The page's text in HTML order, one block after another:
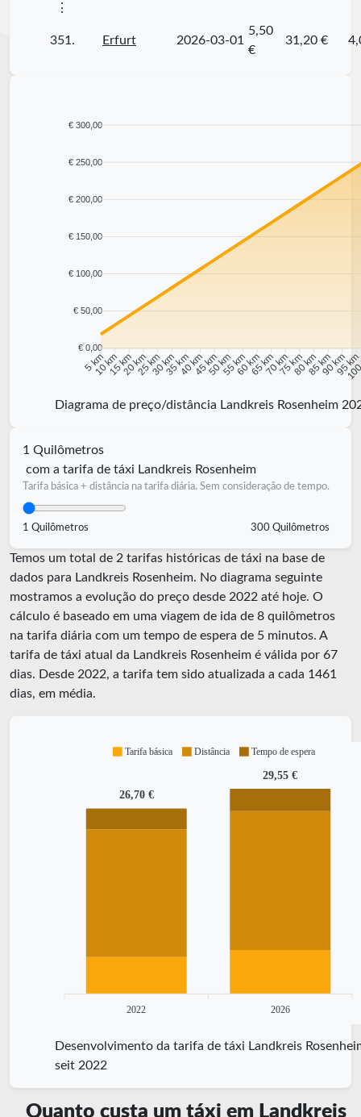
⋮
351. Erfurt 2026-03-01
5,50
€
31,20 €
€ 300,00
€ 250,00
€ 200,00
€ 150,00
€ 100,00
€ 50,00
€ 0,00
5 km
10 km15 km20 km25 km30 km35 km40 km45 km50 km55 km60 km65 km70 km75 km80 km85 km90 km95 km
Diagrama de preço/distância Landkreis Rosenheim
1 Quilômetros
com a tarifa de táxi Landkreis Rosenheim
Tarifa básica + distância na tarifa diária. Sem consideração de tempo.
1 Quilômetros 300 Quilômetros
Temos um total de 2 tarifas históricas de táxi na base de
dados para Landkreis Rosenheim. No diagrama seguinte
mostramos a evolução do preço desde 2022 até hoje. O
cálculo é baseado em uma viagem de ida de 8 quilômetros
na tarifa diária com um tempo de espera de 5 minutos. A
tarifa de táxi atual da Landkreis Rosenheim é válida por 67
dias. Desde 2022, a tarifa tem sido atualizada a cada 1461
dias, em média.
26,70 €
29,55 €
2022 2026
Tarifa básica Distância Tempo de espera
Desenvolvimento da tarifa de táxi Landkreis
seit 2022
Quanto custa um táxi em Landkreis